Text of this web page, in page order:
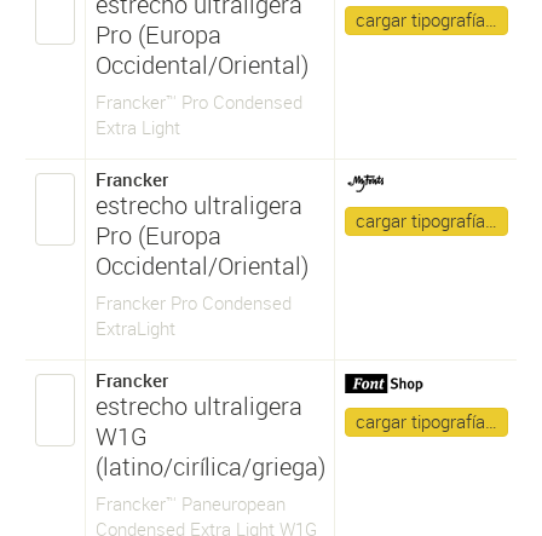
Pro (Europa
Occidental/Oriental)
Francker™ Pro Condensed
Extra Light
cargar tipografía…
Francker
estrecho ultraligera
Pro (Europa
Occidental/Oriental)
Francker Pro Condensed
ExtraLight
cargar tipografía…
Francker
estrecho ultraligera
W1G
(latino/cirílica/griega)
Francker™ Paneuropean
Condensed Extra Light W1G
cargar tipografía…